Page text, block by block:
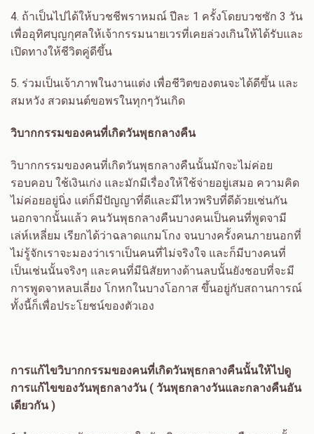
4. ถ้าเป็นไปได้ให้บวชชีพราหมณ์ ปีละ 1 ครั้งโดยบวชซัก 3 วัน
เพื่ออุทิศบุญกุศลให้เจ้ากรรมนายเวรที่เคยล่วงเกินให้ได้รับและ
เปิดทางให้ชีวิตคู่ดีขึ้น
5. ร่วมเป็นเจ้าภาพในงานแต่ง เพื่อชีวิตของตนจะได้ดีขึ้น และ
สมหวัง สวดมนต์ขอพรในทุกๆวันเกิด
วิบากกรรมของคนที่เกิดวันพุธกลางคืน
วิบากกรรมของคนที่เกิดวันพุธกลางคืนนั้นมักจะไม่ค่อย
รอบคอบ ใช้เงินเก่ง และมักมีเรื่องให้ใช้จ่ายอยู่เสมอ ความคิด
ไม่ค่อยอยู่นิ่ง แต่ก็มีปัญญาที่ดีและมีไหวพริบที่ดีด้วยเช่นกัน
นอกจากนั้นแล้ว คนวันพุธกลางคืนบางคนเป็นคนที่พูดจามี
เล่ห์เหลี่ยม เรียกได้ว่าฉลาดแกมโกง จนบางครั้งคนภายนอกที่
ไม่รู้จักเราจะมองว่าเราเป็นคนที่ไม่จริงใจ และก็มีบางคนที่
เป็นเช่นนั้นจริงๆ และคนที่มีนิสัยทางด้านลบนั้นยังชอบที่จะมี
การพูดจาหลบเลี่ยง โกหกในบางโอกาส ขึ้นอยู่กับสถานการณ์
ทั้งนี้ก็เพื่อประโยชน์ของตัวเอง
การแก้ไขวิบากกรรมของคนที่เกิดวันพุธกลางคืนนั้นให้ไปดู
การแก้ไขของวันพุธกลางวัน ( วันพุธกลางวันและกลางคืนอัน
เดียวกัน )